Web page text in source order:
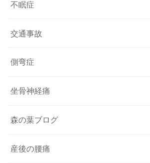
不眠症
交通事故
側弯症
坐骨神経痛
森の葉ブログ
産後の腰痛